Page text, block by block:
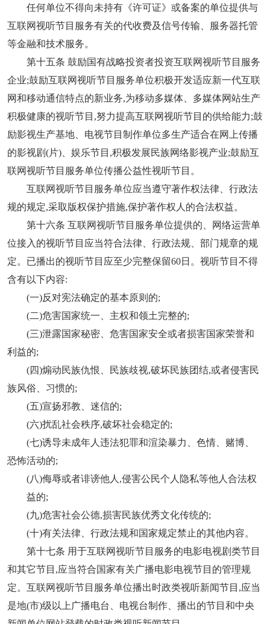
任何单位不得向未持有《许可证》或备案的单位提供与
互联网视听节目服务有关的代收费及信号传输、服务器托管
等金融和技术服务。
第十五条 鼓励国有战略投资者投资互联网视听节目服务
企业;鼓励互联网视听节目服务单位积极开发适应新一代互联
网和移动通信特点的新业务,为移动多媒体、多媒体网站生产
积极健康的视听节目,努力提高互联网视听节目的供给能力;鼓
励影视生产基地、电视节目制作单位多生产适合在网上传播
的影视剧(片)、娱乐节目,积极发展民族网络影视产业;鼓励互
联网视听节目服务单位传播公益性视听节目。
互联网视听节目服务单位应当遵守著作权法律、行政法
规的规定,采取版权保护措施,保护著作权人的合法权益。
第十六条 互联网视听节目服务单位提供的、网络运营单
位接入的视听节目应当符合法律、行政法规、部门规章的规
定。已播出的视听节目应至少完整保留60日。视听节目不得
含有以下内容:
(一)反对宪法确定的基本原则的;
(二)危害国家统一、主权和领土完整的;
(三)泄露国家秘密、危害国家安全或者损害国家荣誉和
利益的;
(四)煽动民族仇恨、民族歧视,破坏民族团结,或者侵害民
族风俗、习惯的;
(五)宣扬邪教、迷信的;
(六)扰乱社会秩序,破坏社会稳定的;
(七)诱导未成年人违法犯罪和渲染暴力、色情、赌博、
恐怖活动的;
(八)侮辱或者诽谤他人,侵害公民个人隐私等他人合法权
益的;
(九)危害社会公德,损害民族优秀文化传统的;
(十)有关法律、行政法规和国家规定禁止的其他内容。
第十七条 用于互联网视听节目服务的电影电视剧类节目
和其它节目,应当符合国家有关广播电影电视节目的管理规
定。互联网视听节目服务单位播出时政类视听新闻节目,应当
是地(市)级以上广播电台、电视台制作、播出的节目和中央